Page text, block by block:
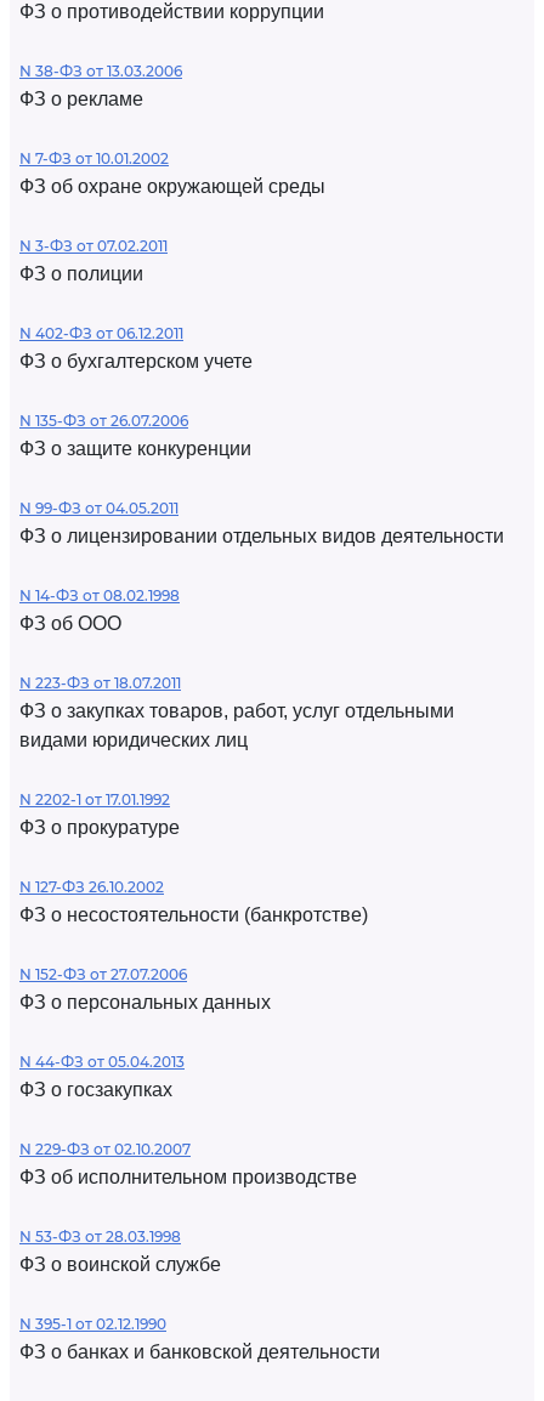
ФЗ о противодействии коррупции
N 38-ФЗ от 13.03.2006
ФЗ о рекламе
N 7-ФЗ от 10.01.2002
ФЗ об охране окружающей среды
N 3-ФЗ от 07.02.2011
ФЗ о полиции
N 402-ФЗ от 06.12.2011
ФЗ о бухгалтерском учете
N 135-ФЗ от 26.07.2006
ФЗ о защите конкуренции
N 99-ФЗ от 04.05.2011
ФЗ о лицензировании отдельных видов деятельности
N 14-ФЗ от 08.02.1998
ФЗ об ООО
N 223-ФЗ от 18.07.2011
ФЗ о закупках товаров, работ, услуг отдельными
видами юридических лиц
N 2202-1 от 17.01.1992
ФЗ о прокуратуре
N 127-ФЗ 26.10.2002
ФЗ о несостоятельности (банкротстве)
N 152-ФЗ от 27.07.2006
ФЗ о персональных данных
N 44-ФЗ от 05.04.2013
ФЗ о госзакупках
N 229-ФЗ от 02.10.2007
ФЗ об исполнительном производстве
N 53-ФЗ от 28.03.1998
ФЗ о воинской службе
N 395-1 от 02.12.1990
ФЗ о банках и банковской деятельности